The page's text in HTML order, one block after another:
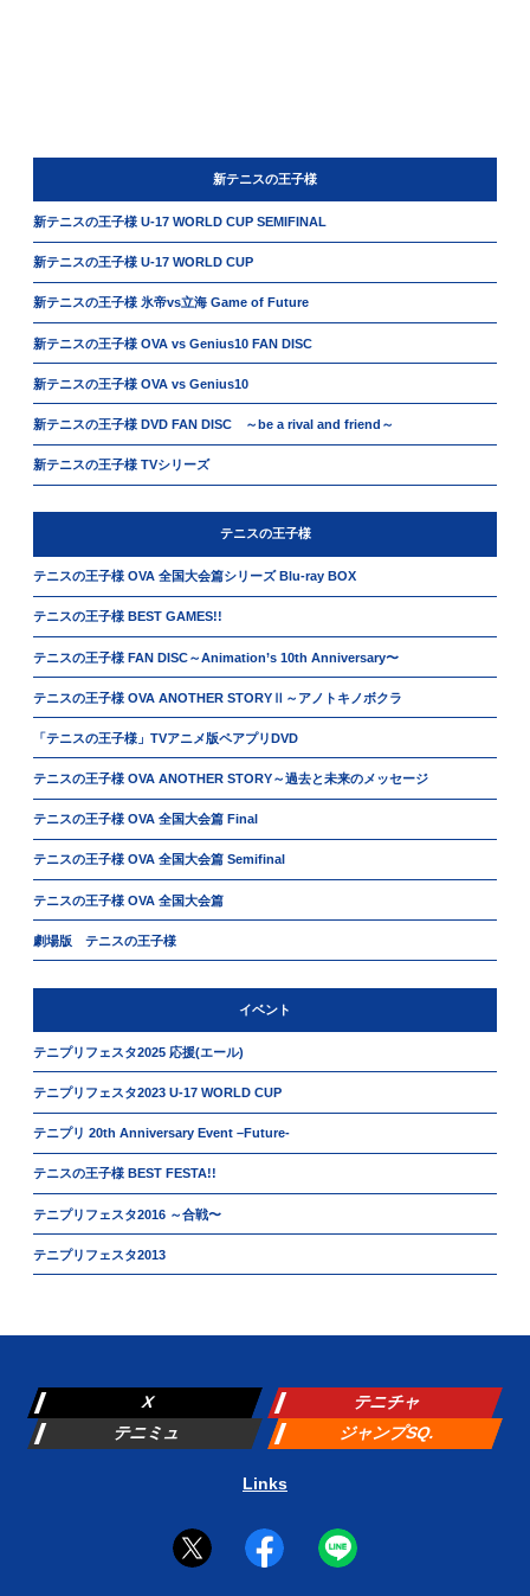
新テニスの王子様
新テニスの王子様 U-17 WORLD CUP SEMIFINAL
新テニスの王子様 U-17 WORLD CUP
新テニスの王子様 氷帝vs立海 Game of Future
新テニスの王子様 OVA vs Genius10 FAN DISC
新テニスの王子様 OVA vs Genius10
新テニスの王子様 DVD FAN DISC ～be a rival and friend～
新テニスの王子様 TVシリーズ
テニスの王子様
テニスの王子様 OVA 全国大会篇シリーズ Blu-ray BOX
テニスの王子様 BEST GAMES!!
テニスの王子様 FAN DISC～Animation’s 10th Anniversary〜
テニスの王子様 OVA ANOTHER STORYⅡ～アノトキノボクラ
「テニスの王子様」TVアニメ版ペアプリDVD
テニスの王子様 OVA ANOTHER STORY～過去と未来のメッセージ
テニスの王子様 OVA 全国大会篇 Final
テニスの王子様 OVA 全国大会篇 Semifinal
テニスの王子様 OVA 全国大会篇
劇場版 テニスの王子様
イベント
テニプリフェスタ2025 応援(エール)
テニプリフェスタ2023 U-17 WORLD CUP
テニプリ 20th Anniversary Event –Future-
テニスの王子様 BEST FESTA!!
テニプリフェスタ2016 ～合戦〜
テニプリフェスタ2013
X
テニチャ
テニミュ
ジャンプSQ.
Links